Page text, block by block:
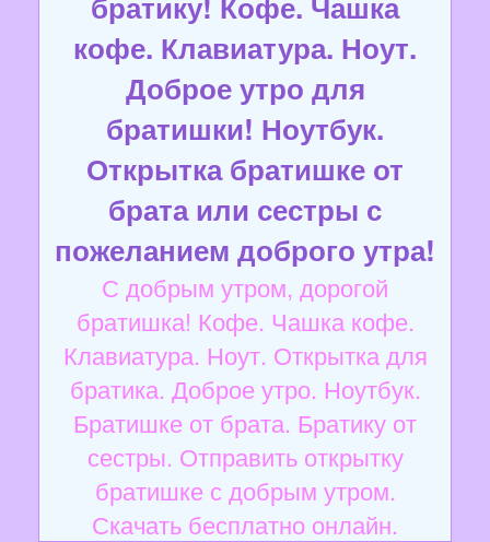
кофе. Клавиатура. Ноут.
Доброе утро для
братишки! Ноутбук.
Открытка братишке от
брата или сестры с
пожеланием доброго утра!
С добрым утром, дорогой
братишка! Кофе. Чашка кофе.
Клавиатура. Ноут. Открытка для
братика. Доброе утро. Ноутбук.
Братишке от брата. Братику от
сестры. Отправить открытку
братишке с добрым утром.
Скачать бесплатно онлайн.